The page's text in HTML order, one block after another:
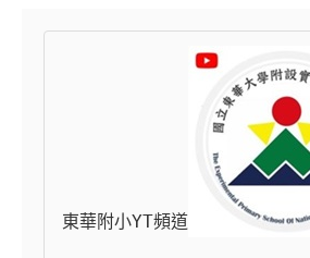
東華附小YT頻道